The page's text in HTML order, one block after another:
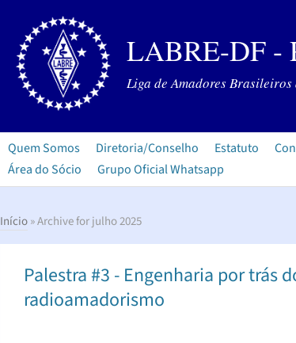
LABRE-DF -
Liga de Amadores Brasileiros
Quem Somos Diretoria/Conselho Estatuto
Área do Sócio
Grupo Oficial Whatsapp
Início» Archive for julho 2025
Palestra #3 - Engenharia por trás
radioamadorismo